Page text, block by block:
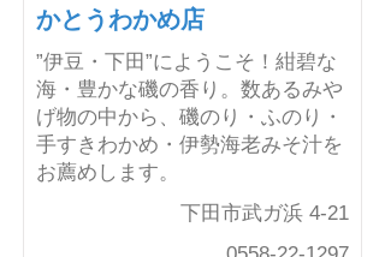
かとうわかめ店
”伊豆・下田”にようこそ！紺碧な
海・豊かな磯の香り。数あるみや
げ物の中から、磯のり・ふのり・
手すきわかめ・伊勢海老みそ汁を
お薦めします。
下田市武ガ浜 4-21